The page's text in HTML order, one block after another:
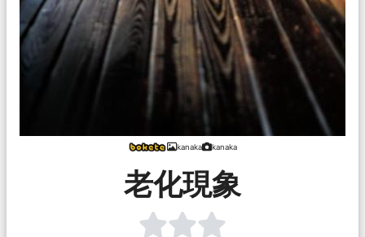
kanaka kanaka
老化現象